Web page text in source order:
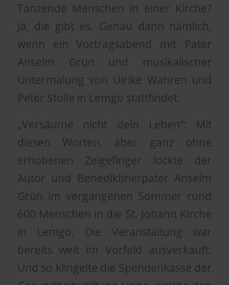
Tanzende Menschen in einer Kirche?
Ja, die gibt es. Genau dann nämlich,
wenn ein Vortragsabend mit Pater
Anselm Grün und musikalischer
Untermalung von Ulrike Wahren und
Peter Stolle in Lemgo stattfindet.
„Versäume nicht dein Leben“: Mit
diesen Worten, aber ganz ohne
erhobenen Zeigefinger lockte der
Autor und Benediktinerpater Anselm
Grün im vergangenen Sommer rund
600 Menschen in die St. Johann Kirche
in Lemgo. Die Veranstaltung war
bereits weit im Vorfeld ausverkauft.
Und so klingelte die Spendenkasse der